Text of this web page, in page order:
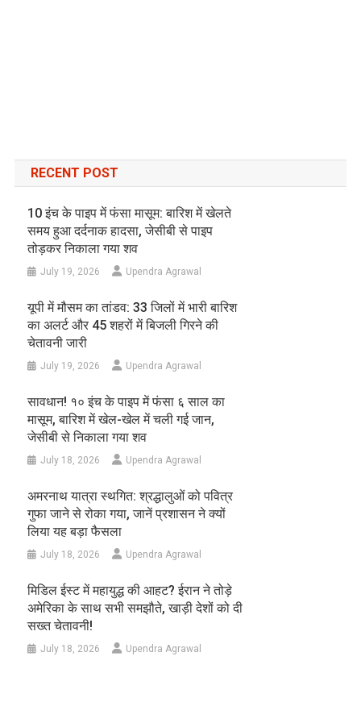
RECENT POST
10 इंच के पाइप में फंसा मासूम: बारिश में खेलते
समय हुआ दर्दनाक हादसा, जेसीबी से पाइप
तोड़कर निकाला गया शव
July 19, 2026 Upendra Agrawal
यूपी में मौसम का तांडव: 33 जिलों में भारी बारिश
का अलर्ट और 45 शहरों में बिजली गिरने की
चेतावनी जारी
July 19, 2026 Upendra Agrawal
सावधान! १० इंच के पाइप में फंसा ६ साल का
मासूम, बारिश में खेल-खेल में चली गई जान,
जेसीबी से निकाला गया शव
July 18, 2026 Upendra Agrawal
अमरनाथ यात्रा स्थगित: श्रद्धालुओं को पवित्र
गुफा जाने से रोका गया, जानें प्रशासन ने क्यों
लिया यह बड़ा फैसला
July 18, 2026 Upendra Agrawal
मिडिल ईस्ट में महायुद्ध की आहट? ईरान ने तोड़े
अमेरिका के साथ सभी समझौते, खाड़ी देशों को दी
सख्त चेतावनी!
July 18, 2026 Upendra Agrawal